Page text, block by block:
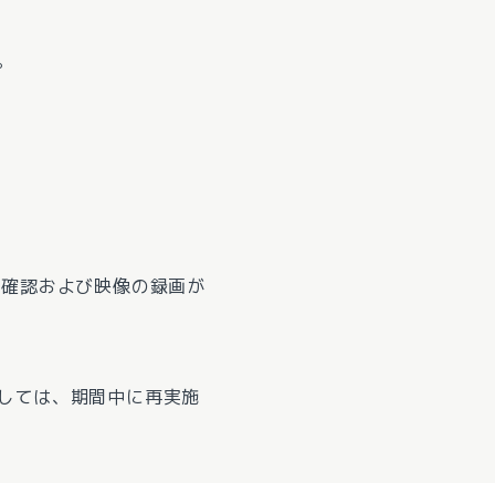
認および映像の録画が
ては、期間中に再実施